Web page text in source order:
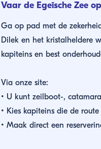
Vaar de Egeïsche Zee
Ga op pad met de
Dilek en het kristalheldere
kapiteins en best
Via onze site:
• U kunt zeilboot-,
• Kies kapiteins die de
• Maak direct een